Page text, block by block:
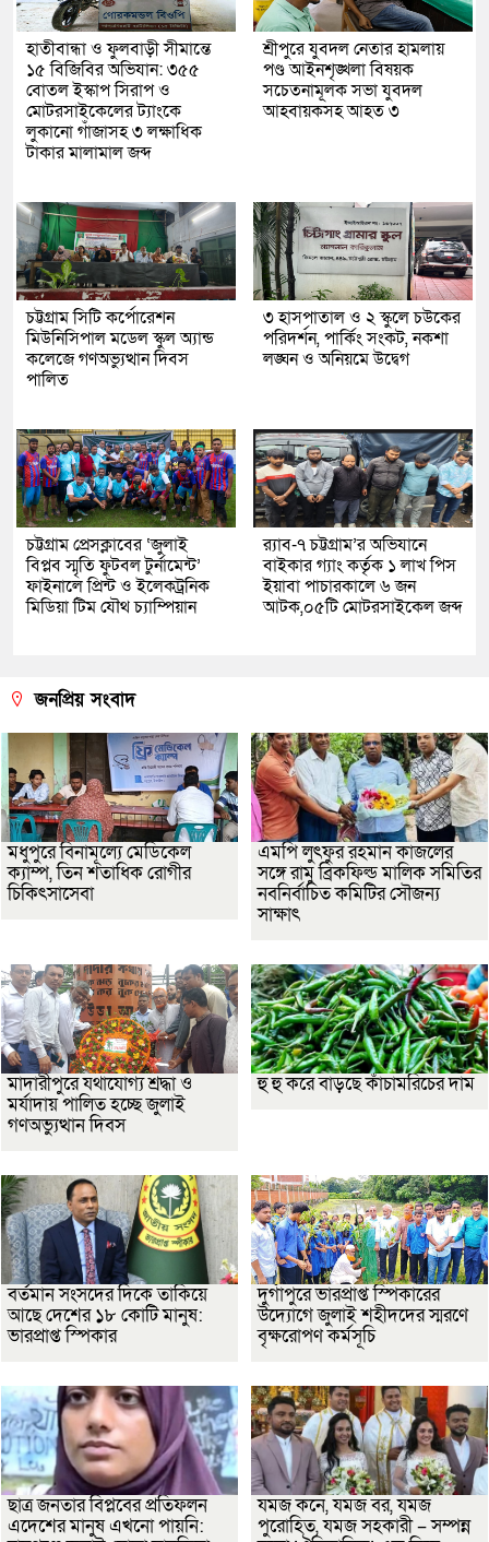
হাতীবান্ধা ও ফুলবাড়ী সীমান্তে
১৫ বিজিবির অভিযান: ৩৫৫
বোতল ইস্কাপ সিরাপ ও
মোটরসাইকেলের ট্যাংকে
লুকানো গাঁজাসহ ৩ লক্ষাধিক
টাকার মালামাল জব্দ
শ্রীপুরে যুবদল নেতার হামলায়
পণ্ড আইনশৃঙ্খলা বিষয়ক
সচেতনামূলক সভা যুবদল
আহবায়কসহ আহত ৩
চট্টগ্রাম সিটি কর্পোরেশন
মিউনিসিপাল মডেল স্কুল অ্যান্ড
কলেজে গণঅভ্যুত্থান দিবস
পালিত
৩ হাসপাতাল ও ২ স্কুলে চউকের
পরিদর্শন, পার্কিং সংকট, নকশা
লঙ্ঘন ও অনিয়মে উদ্বেগ
চট্টগ্রাম প্রেসক্লাবের ‘জুলাই
বিপ্লব স্মৃতি ফুটবল টুর্নামেন্ট’
ফাইনালে প্রিন্ট ও ইলেকট্রনিক
মিডিয়া টিম যৌথ চ্যাম্পিয়ান
র‌্যাব-৭ চট্টগ্রাম’র অভিযানে
বাইকার গ্যাং কর্তৃক ১ লাখ পিস
ইয়াবা পাচারকালে ৬ জন
আটক,০৫টি মোটরসাইকেল জব্দ
জনপ্রিয় সংবাদ
মধুপুরে বিনামূল্যে মেডিকেল
ক্যাম্প, তিন শতাধিক রোগীর
চিকিৎসাসেবা
এমপি লুৎফুর রহমান কাজলের
সঙ্গে রামু ব্রিকফিল্ড মালিক সমিতির
নবনির্বাচিত কমিটির সৌজন্য
সাক্ষাৎ
মাদারীপুরে যথাযোগ্য শ্রদ্ধা ও
মর্যাদায় পালিত হচ্ছে জুলাই
গণঅভ্যুত্থান দিবস
হু হু করে বাড়ছে কাঁচামরিচের দাম
বর্তমান সংসদের দিকে তাকিয়ে
আছে দেশের ১৮ কোটি মানুষ:
ভারপ্রাপ্ত স্পিকার
দুর্গাপুরে ভারপ্রাপ্ত স্পিকারের
উদ্যোগে জুলাই শহীদদের স্মরণে
বৃক্ষরোপণ কর্মসূচি
ছাত্র জনতার বিপ্লবের প্রতিফলন
এদেশের মানুষ এখনো পায়নি:
যমজ কনে, যমজ বর, যমজ
পুরোহিত, যমজ সহকারী – সম্পন্ন